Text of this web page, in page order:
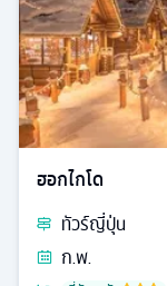
ฮอกไกโด
ทัวร์ญี่ปุ่น
ก.พ.